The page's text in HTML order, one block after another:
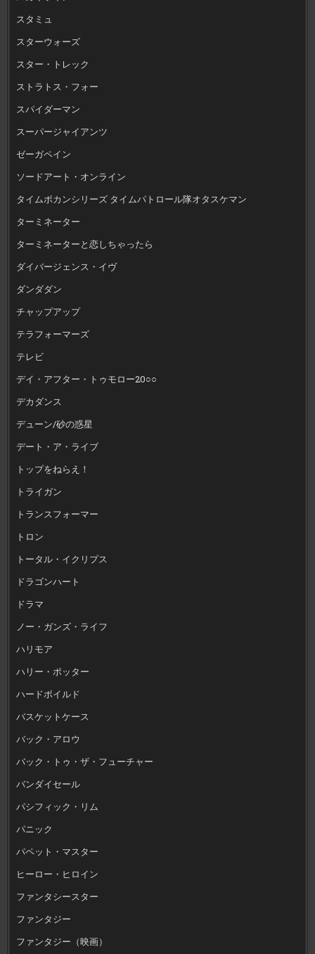
スタミュ
スターウォーズ
スター・トレック
ストラトス・フォー
スパイダーマン
スーパージャイアンツ
ゼーガペイン
ソードアート・オンライン
タイムボカンシリーズ タイムパトロール隊オタスケマン
ターミネーター
ターミネーターと恋しちゃったら
ダイバージェンス・イヴ
ダンダダン
チャップアップ
テラフォーマーズ
テレビ
デイ・アフター・トゥモロー20○○
デカダンス
デューン/砂の惑星
デート・ア・ライブ
トップをねらえ！
トライガン
トランスフォーマー
トロン
トータル・イクリプス
ドラゴンハート
ドラマ
ノー・ガンズ・ライフ
ハリモア
ハリー・ポッター
ハードボイルド
バスケットケース
バック・アロウ
バック・トゥ・ザ・フューチャー
バンダイセール
パシフィック・リム
パニック
パペット・マスター
ヒーロー・ヒロイン
ファンタシースター
ファンタジー
ファンタジー（映画）